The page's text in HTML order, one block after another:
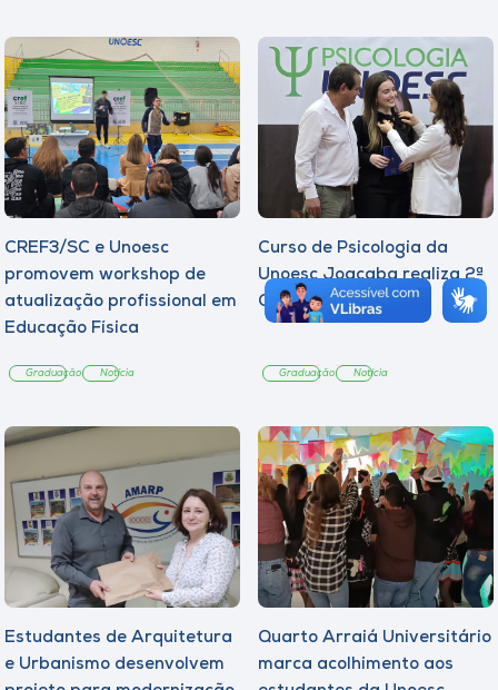
CREF3/SC e Unoesc
promovem workshop de
atualização profissional em
Educação Física
Graduação Notícia
Curso de Psicologia da
Unoesc Joaçaba realiza 2ª
Cerimônia do Botton
Graduação Notícia
Estudantes de Arquitetura
e Urbanismo desenvolvem
Quarto Arraiá Universitário
marca acolhimento aos